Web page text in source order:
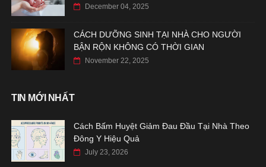
December 04, 2025
CÁCH DƯỠNG SINH TẠI NHÀ CHO NGƯỜI
BẬN RỘN KHÔNG CÓ THỜI GIAN
November 22, 2025
TIN MỚI NHẤT
Cách Bấm Huyệt Giảm Đau Đầu Tại Nhà Theo
Đông Y Hiệu Quả
July 23, 2026